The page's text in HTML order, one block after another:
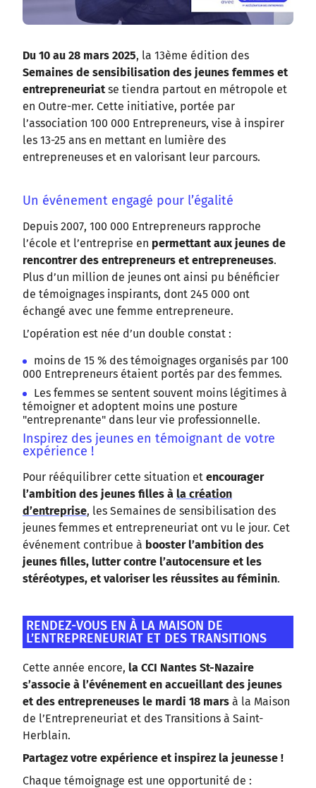
Du 10 au 28 mars 2025, la 13ème édition des
Semaines de sensibilisation des jeunes femmes et
entrepreneuriat se tiendra partout en métropole et
en Outre-mer. Cette initiative, portée par
l’association 100 000 Entrepreneurs, vise à inspirer
les 13-25 ans en mettant en lumière des
entrepreneuses et en valorisant leur parcours.
Un événement engagé pour l’égalité
Depuis 2007, 100 000 Entrepreneurs rapproche
l’école et l’entreprise en permettant aux jeunes de
rencontrer des entrepreneurs et entrepreneuses.
Plus d’un million de jeunes ont ainsi pu bénéficier
de témoignages inspirants, dont 245 000 ont
échangé avec une femme entrepreneure.
L’opération est née d’un double constat :
moins de 15 % des témoignages organisés par 100
000 Entrepreneurs étaient portés par des femmes.
Les femmes se sentent souvent moins légitimes à
témoigner et adoptent moins une posture
"entreprenante" dans leur vie professionnelle.
Inspirez des jeunes en témoignant de votre
expérience !
Pour rééquilibrer cette situation et encourager
l’ambition des jeunes filles à la création
d’entreprise, les Semaines de sensibilisation des
jeunes femmes et entrepreneuriat ont vu le jour. Cet
événement contribue à booster l’ambition des
jeunes filles, lutter contre l’autocensure et les
stéréotypes, et valoriser les réussites au féminin.
RENDEZ-VOUS EN À LA MAISON DE
L’ENTREPRENEURIAT ET DES TRANSITIONS
Cette année encore, la CCI Nantes St-Nazaire
s’associe à l’événement en accueillant des jeunes
et des entrepreneuses le mardi 18 mars à la Maison
de l’Entrepreneuriat et des Transitions à Saint-
Herblain.
Partagez votre expérience et inspirez la jeunesse !
Chaque témoignage est une opportunité de :